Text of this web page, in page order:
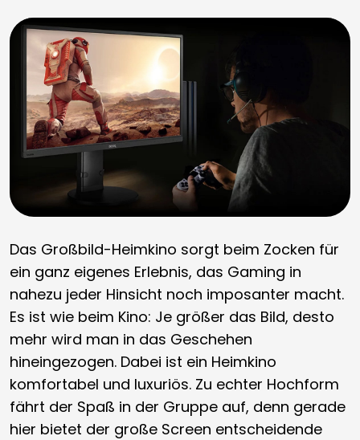
Das Großbild-Heimkino sorgt beim Zocken für
ein ganz eigenes Erlebnis, das Gaming in
nahezu jeder Hinsicht noch imposanter macht.
Es ist wie beim Kino: Je größer das Bild, desto
mehr wird man in das Geschehen
hineingezogen. Dabei ist ein Heimkino
komfortabel und luxuriös. Zu echter Hochform
fährt der Spaß in der Gruppe auf, denn gerade
hier bietet der große Screen entscheidende